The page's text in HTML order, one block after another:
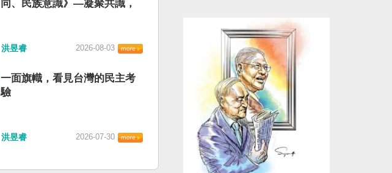
同、民族意識》—凝聚共識，
洪昱睿 2026-08-03
一面旗幟，看見台灣的民主考
驗
洪昱睿 2026-07-30